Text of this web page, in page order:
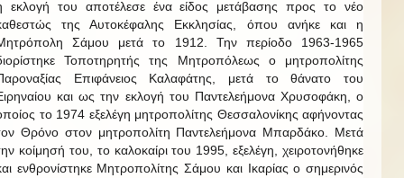
εκλογή του αποτέλεσε ένα είδος μετάβασης προς το νέο
της Αυτοκέφαλης Εκκλησίας, όπου ανήκε και η
Σάμου μετά το 1912. Την περίοδο 1963-1965
Τοποτηρητής της Μητροπόλεως ο μητροπολίτης
Επιφάνειος Καλαφάτης, μετά το θάνατο του
και ως την εκλογή του Παντελεήμονα Χρυσοφάκη, ο
το 1974 εξελέγη μητροπολίτης Θεσσαλονίκης αφήνοντας
Θρόνο στον μητροπολίτη Παντελεήμονα Μπαρδάκο. Μετά
κοίμησή του, το καλοκαίρι του 1995, εξελέγη, χειροτονήθηκε
ενθρονίστηκε Μητροπολίτης Σάμου και Ικαρίας ο σημερινός